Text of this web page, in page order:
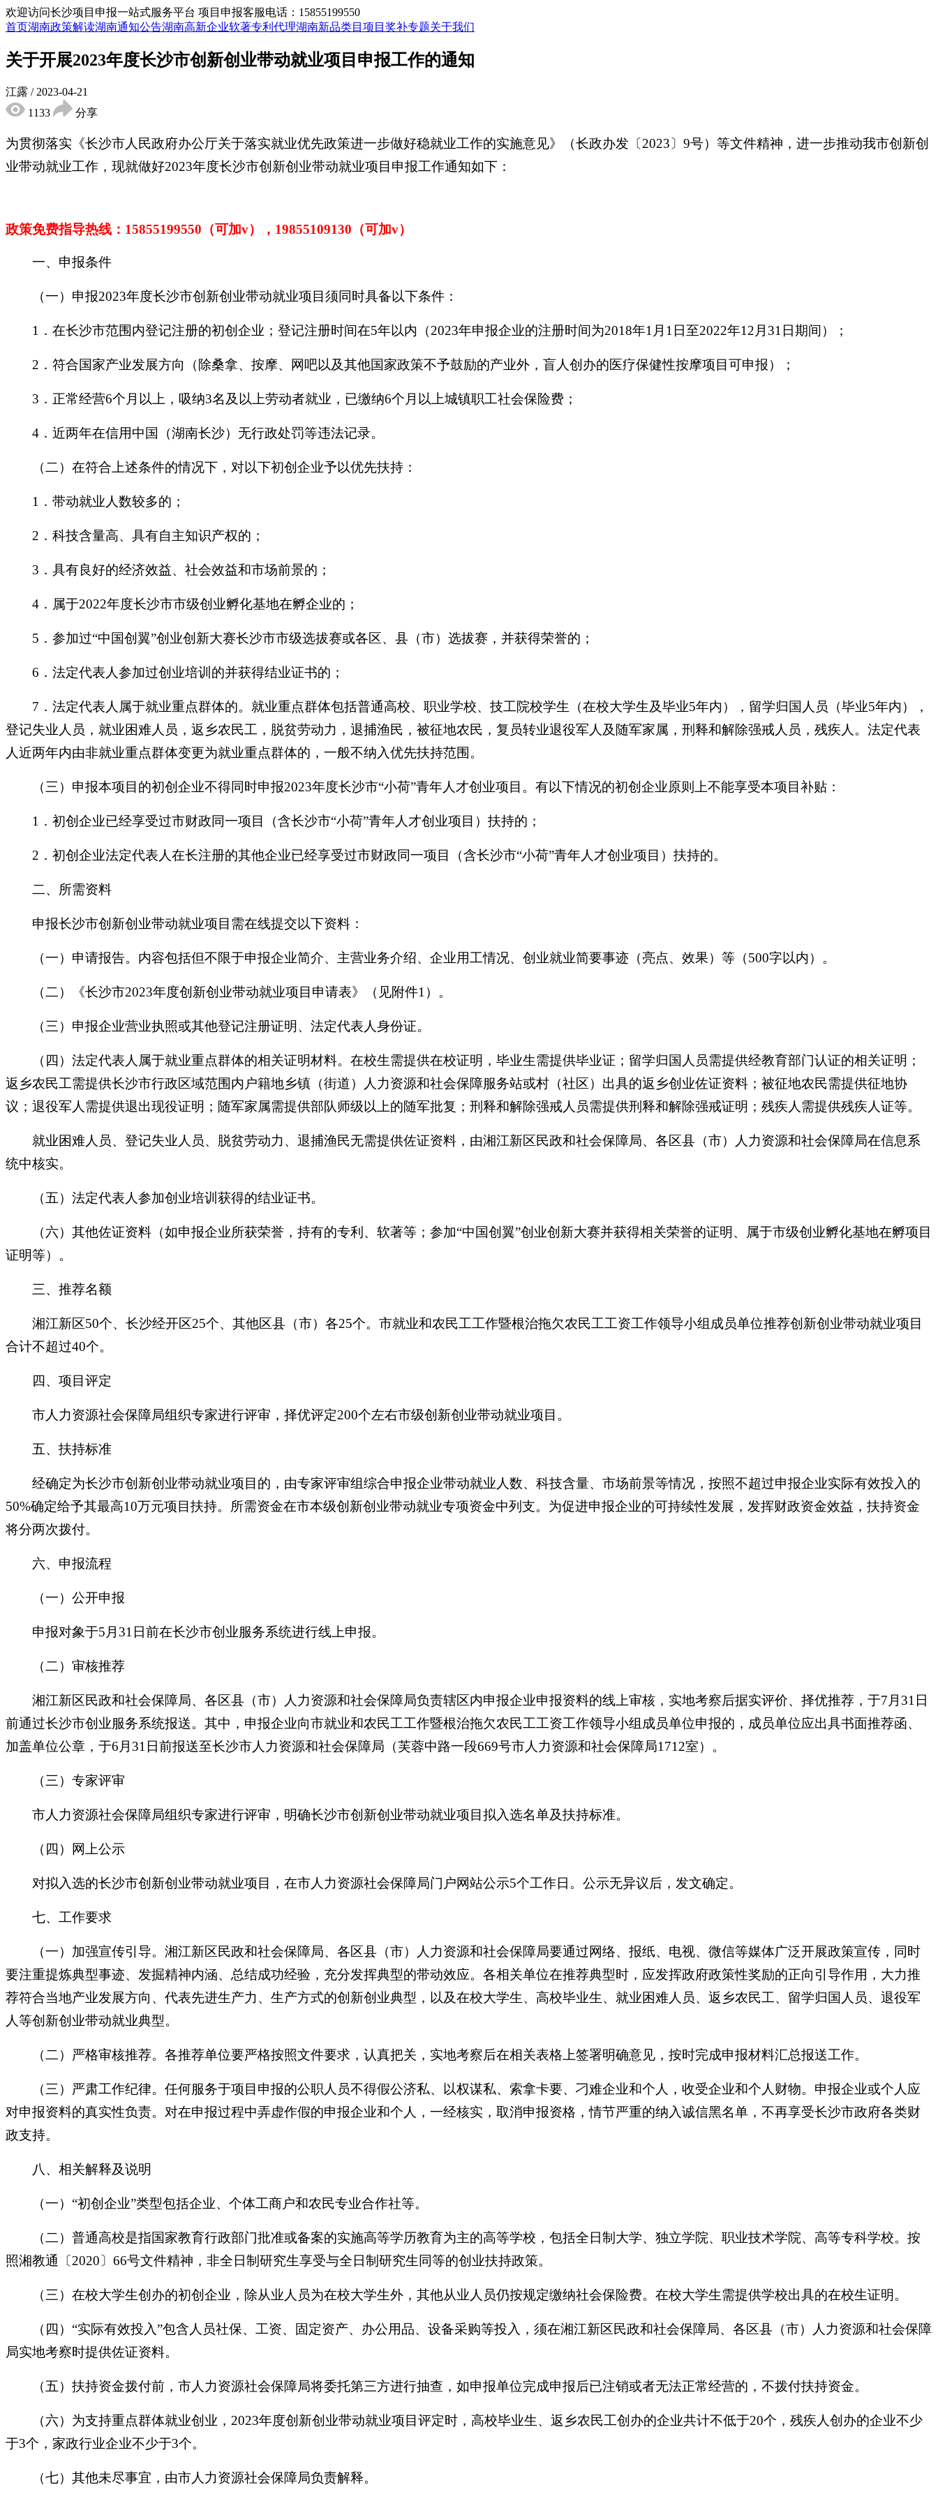
欢迎访问长沙项目申报一站式服务平台 项目申报客服电话：15855199550
首页湖南政策解读湖南通知公告湖南高新企业软著专利代理湖南新品类目 项目奖补专题关于我们
关于开展2023年度长沙市创新创业带动就业项目申报工作的通知
江露 / 2023-04-21
1133
分享
为贯彻落实《长沙市人民政府办公厅关于落实就业优先政策进一步做好稳就业工作的实施意见》（长政办发〔2023〕9号）等文件精神，进一步推动我市创新创
业带动就业工作，现就做好2023年度长沙市创新创业带动就业项目申报工作通知如下：
政策免费指导热线： 15855199550（可加v），19855109130（可加v）
一、申报条件
（一）申报2023年度长沙市创新创业带动就业项目须同时具备以下条件：
1．在长沙市范围内登记注册的初创企业；登记注册时间在5年以内（2023年申报企业的注册时间为2018年1月1日至2022年12月31日期间）；
2．符合国家产业发展方向（除桑拿、按摩、网吧以及其他国家政策不予鼓励的产业外，盲人创办的医疗保健性按摩项目可申报）；
3．正常经营6个月以上，吸纳3名及以上劳动者就业，已缴纳6个月以上城镇职工社会保险费；
4．近两年在信用中国（湖南长沙）无行政处罚等违法记录。
（二）在符合上述条件的情况下，对以下初创企业予以优先扶持：
1．带动就业人数较多的；
2．科技含量高、具有自主知识产权的；
3．具有良好的经济效益、社会效益和市场前景的；
4．属于2022年度长沙市市级创业孵化基地在孵企业的；
5．参加过“中国创翼”创业创新大赛长沙市市级选拔赛或各区、县（市）选拔赛，并获得荣誉的；
6．法定代表人参加过创业培训的并获得结业证书的；
7．法定代表人属于就业重点群体的。就业重点群体包括普通高校、职业学校、技工院校学生（在校大学生及毕业5年内），留学归国人员（毕业5年内），
登记失业人员，就业困难人员，返乡农民工，脱贫劳动力，退捕渔民，被征地农民，复员转业退役军人及随军家属，刑释和解除强戒人员，残疾人。法定代表
人近两年内由非就业重点群体变更为就业重点群体的，一般不纳入优先扶持范围。
（三）申报本项目的初创企业不得同时申报2023年度长沙市“小荷”青年人才创业项目。有以下情况的初创企业原则上不能享受本项目补贴：
1．初创企业已经享受过市财政同一项目（含长沙市“小荷”青年人才创业项目）扶持的；
2．初创企业法定代表人在长注册的其他企业已经享受过市财政同一项目（含长沙市“小荷”青年人才创业项目）扶持的。
二、所需资料
申报长沙市创新创业带动就业项目需在线提交以下资料：
（一）申请报告。内容包括但不限于申报企业简介、主营业务介绍、企业用工情况、创业就业简要事迹（亮点、效果）等（500字以内）。
（二）《长沙市2023年度创新创业带动就业项目申请表》（见附件1）。
（三）申报企业营业执照或其他登记注册证明、法定代表人身份证。
（四）法定代表人属于就业重点群体的相关证明材料。在校生需提供在校证明，毕业生需提供毕业证；留学归国人员需提供经教育部门认证的相关证明；
返乡农民工需提供长沙市行政区域范围内户籍地乡镇（街道）人力资源和社会保障服务站或村（社区）出具的返乡创业佐证资料；被征地农民需提供征地协
议；退役军人需提供退出现役证明；随军家属需提供部队师级以上的随军批复；刑释和解除强戒人员需提供刑释和解除强戒证明；残疾人需提供残疾人证等。
就业困难人员、登记失业人员、脱贫劳动力、退捕渔民无需提供佐证资料，由湘江新区民政和社会保障局、各区县（市）人力资源和社会保障局在信息系
统中核实。
（五）法定代表人参加创业培训获得的结业证书。
（六）其他佐证资料（如申报企业所获荣誉，持有的专利、软著等；参加“中国创翼”创业创新大赛并获得相关荣誉的证明、属于市级创业孵化基地在孵项目
证明等）。
三、推荐名额
湘江新区50个、长沙经开区25个、其他区县（市）各25个。市就业和农民工工作暨根治拖欠农民工工资工作领导小组成员单位推荐创新创业带动就业项目
合计不超过40个。
四、项目评定
市人力资源社会保障局组织专家进行评审，择优评定200个左右市级创新创业带动就业项目。
五、扶持标准
经确定为长沙市创新创业带动就业项目的，由专家评审组综合申报企业带动就业人数、科技含量、市场前景等情况，按照不超过申报企业实际有效投入的
50%确定给予其最高10万元项目扶持。所需资金在市本级创新创业带动就业专项资金中列支。为促进申报企业的可持续性发展，发挥财政资金效益，扶持资金
将分两次拨付。
六、申报流程
（一）公开申报
申报对象于5月31日前在长沙市创业服务系统进行线上申报。
（二）审核推荐
湘江新区民政和社会保障局、各区县（市）人力资源和社会保障局负责辖区内申报企业申报资料的线上审核，实地考察后据实评价、择优推荐，于7月31日
前通过长沙市创业服务系统报送。其中，申报企业向市就业和农民工工作暨根治拖欠农民工工资工作领导小组成员单位申报的，成员单位应出具书面推荐函、
加盖单位公章，于6月31日前报送至长沙市人力资源和社会保障局（芙蓉中路一段669号市人力资源和社会保障局1712室）。
（三）专家评审
市人力资源社会保障局组织专家进行评审，明确长沙市创新创业带动就业项目拟入选名单及扶持标准。
（四）网上公示
对拟入选的长沙市创新创业带动就业项目，在市人力资源社会保障局门户网站公示5个工作日。公示无异议后，发文确定。
七、工作要求
（一）加强宣传引导。湘江新区民政和社会保障局、各区县（市）人力资源和社会保障局要通过网络、报纸、电视、微信等媒体广泛开展政策宣传，同时
要注重提炼典型事迹、发掘精神内涵、总结成功经验，充分发挥典型的带动效应。各相关单位在推荐典型时，应发挥政府政策性奖励的正向引导作用，大力推
荐符合当地产业发展方向、代表先进生产力、生产方式的创新创业典型，以及在校大学生、高校毕业生、就业困难人员、返乡农民工、留学归国人员、退役军
人等创新创业带动就业典型。
（二）严格审核推荐。各推荐单位要严格按照文件要求，认真把关，实地考察后在相关表格上签署明确意见，按时完成申报材料汇总报送工作。
（三）严肃工作纪律。任何服务于项目申报的公职人员不得假公济私、以权谋私、索拿卡要、刁难企业和个人，收受企业和个人财物。申报企业或个人应
对申报资料的真实性负责。对在申报过程中弄虚作假的申报企业和个人，一经核实，取消申报资格，情节严重的纳入诚信黑名单，不再享受长沙市政府各类财
政支持。
八、相关解释及说明
（一）“初创企业”类型包括企业、个体工商户和农民专业合作社等。
（二）普通高校是指国家教育行政部门批准或备案的实施高等学历教育为主的高等学校，包括全日制大学、独立学院、职业技术学院、高等专科学校。按
照湘教通〔2020〕66号文件精神，非全日制研究生享受与全日制研究生同等的创业扶持政策。
（三）在校大学生创办的初创企业，除从业人员为在校大学生外，其他从业人员仍按规定缴纳社会保险费。在校大学生需提供学校出具的在校生证明。
（四）“实际有效投入”包含人员社保、工资、固定资产、办公用品、设备采购等投入，须在湘江新区民政和社会保障局、各区县（市）人力资源和社会保障
局实地考察时提供佐证资料。
（五）扶持资金拨付前，市人力资源社会保障局将委托第三方进行抽查，如申报单位完成申报后已注销或者无法正常经营的，不拨付扶持资金。
（六）为支持重点群体就业创业，2023年度创新创业带动就业项目评定时，高校毕业生、返乡农民工创办的企业共计不低于20个，残疾人创办的企业不少
于3个，家政行业企业不少于3个。
（七）其他未尽事宜，由市人力资源社会保障局负责解释。